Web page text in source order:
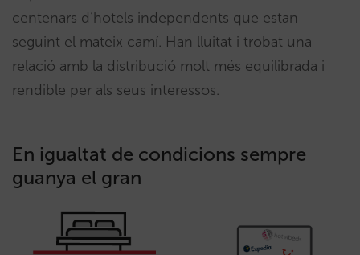
centenars d’hotels independents que estan
seguint el mateix camí. Han lluitat i trobat una
relació amb la distribució molt més equilibrada i
rendible per als seus interessos.
En igualtat de condicions sempre
guanya el gran